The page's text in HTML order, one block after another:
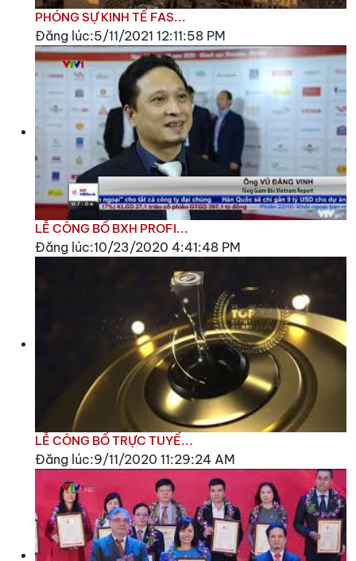
PHÓNG SỰ KINH TẾ FAS...
Đăng lúc:5/11/2021 12:11:58 PM
LỄ CÔNG BỐ BXH PROFI...
Đăng lúc:10/23/2020 4:41:48 PM
LỄ CÔNG BỐ TRỰC TUYẾ...
Đăng lúc:9/11/2020 11:29:24 AM